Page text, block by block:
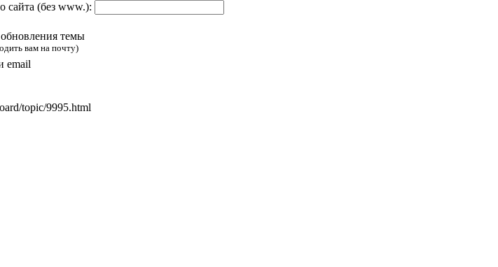
сайта (без www.):
темы
вам на почту)
email
topic/9995.html